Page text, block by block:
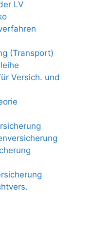
LV
(Transport)
Versich. und